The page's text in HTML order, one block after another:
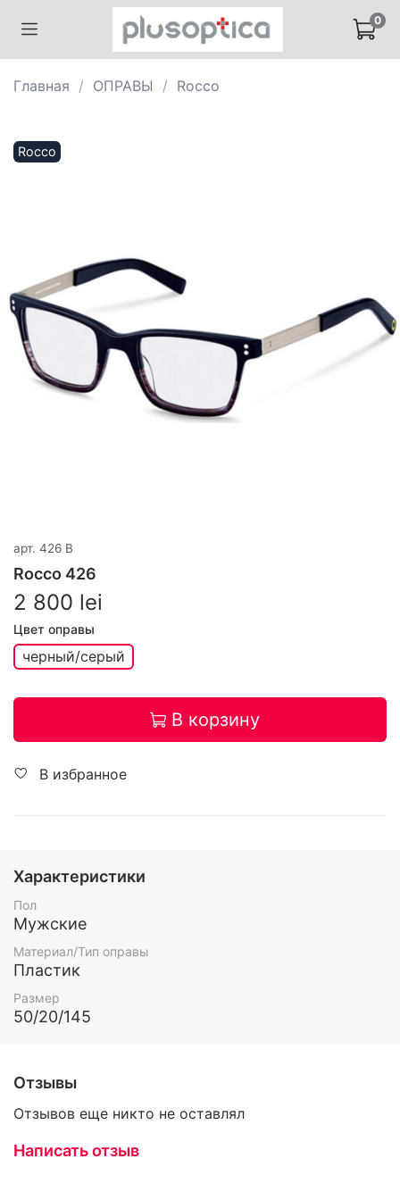
0
Главная ОПРАВЫ Rocco
Rocco
арт. 426 B
Rocco 426
2 800 lei
Цвет оправы
черный/серый
В корзину
В избранное
Характеристики
Пол
Мужские
Материал/Тип оправы
Пластик
Размер
50/20/145
Отзывы
Отзывов еще никто не оставлял
Написать отзыв